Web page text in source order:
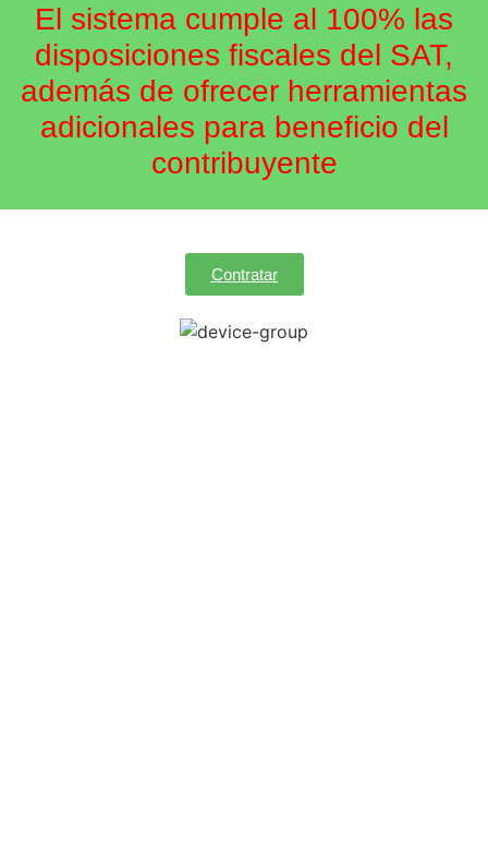
El sistema cumple al 100% las
disposiciones fiscales del SAT,
además de ofrecer herramientas
adicionales para beneficio del
contribuyente
Contratar